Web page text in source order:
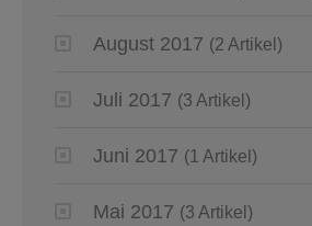
August 2017 (2 Artikel)
Juli 2017 (3 Artikel)
Juni 2017 (1 Artikel)
Mai 2017 (3 Artikel)